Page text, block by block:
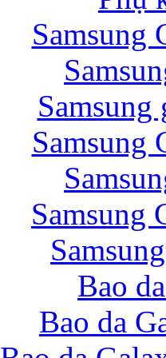
Bao da Samsung
Bao da Galaxy
Nắp lưng Samsung
Samsung
Samsung
Samsung
Bao
Bao da